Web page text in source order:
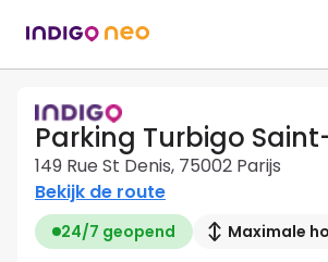
Parking Turbigo
149 Rue St Denis, 75002 Parijs
Bekijk de route
24/7 geopend Maximale